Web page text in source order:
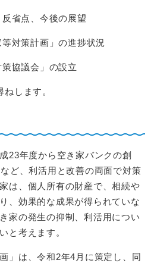
省点、今後の展望
対策計画」の進捗状況
協議会」の設立
します。
23年度から空き家バンクの創
ど、利活用と改善の両面で対策
は、個人所有の財産で、相続や
、効果的な成果が得られていな
家の発生の抑制、利活用につい
と考えます。
」は、令和2年4月に策定し、同